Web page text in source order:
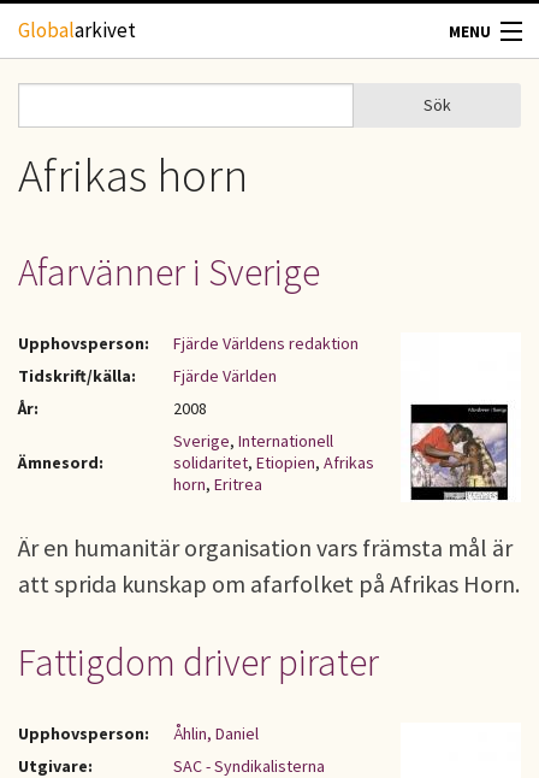
Hoppa till huvudinnehåll
Globalarkivet MENU
TIDSKRIFTER
GEOGRAFI
UPPHOVSRÄTT
OM OSS
KONTAKT
Sökformulär
Sök
Afrikas horn
Afarvänner i Sverige
Upphovsperson:
Fjärde Världens redaktion
Tidskrift/källa:
Fjärde Världen
År:
2008
Ämnesord:
Sverige, Internationell
solidaritet, Etiopien, Afrikas
horn, Eritrea
Är en humanitär organisation vars främsta mål är
att sprida kunskap om afarfolket på Afrikas Horn.
Fattigdom driver pirater
Upphovsperson:
Åhlin, Daniel
Utgivare:
SAC - Syndikalisterna